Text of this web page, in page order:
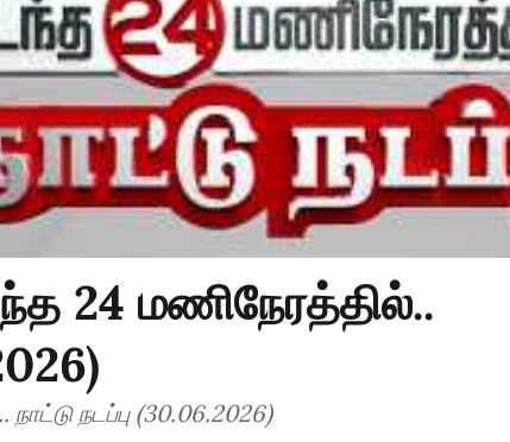
24 மணிநேரத்தில்..
நடப்பு (30.06.2026)